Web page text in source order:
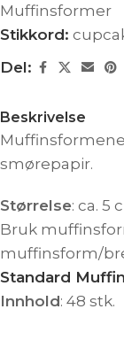
Muffinsformer
Stikkord:
Del:
Beskrivelse
smørepapir.
Størrelse: ca. 5
Bruk
muffinsform/
Standard
Innhold: 48 stk.